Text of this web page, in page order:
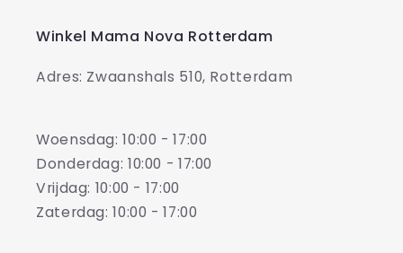
Winkel Mama Nova Rotterdam
Adres: Zwaanshals 510, Rotterdam
Woensdag: 10:00 - 17:00
Donderdag: 10:00 - 17:00
Vrijdag: 10:00 - 17:00
Zaterdag: 10:00 - 17:00